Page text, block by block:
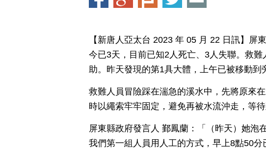
【新唐人亞太台 2023 年 05 月 22 日訊】屏
今已3天，目前已知2人死亡、3人失聯。救
助。昨天發現的第1具大體，上午已被移動到
救難人員冒險踩在湍急的溪水中，先將原來
時以繩索牢牢固定，避免再被水流沖走，等待
屏東縣政府發言人 鄞鳳蘭：「（昨天）她泡
我們第一組人員用人工的方式，早上8點50分